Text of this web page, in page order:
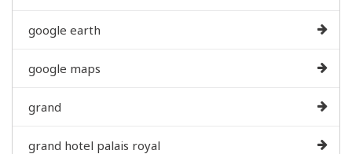
google earth
google maps
grand
grand hotel palais royal